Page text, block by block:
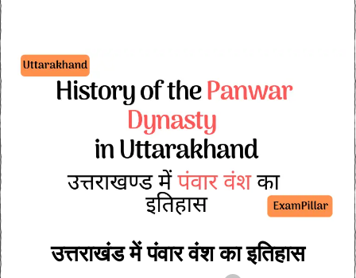
उत्तराखंड में पंवार वंश का इतिहास